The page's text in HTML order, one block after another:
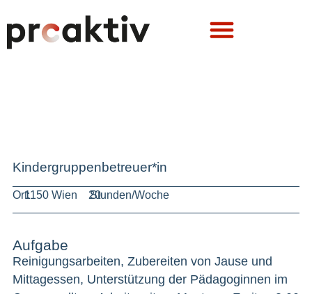
Kindergruppenbetreuer*in
Ort:1150 Wien 20
Stunden/Woche
Aufgabe
Reinigungsarbeiten, Zubereiten von Jause und
Mittagessen, Unterstützung der Pädagoginnen im